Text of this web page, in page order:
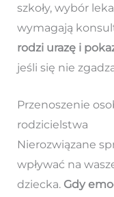
szkoły, wybór
wymagają
rodzi urazę i
jeśli się nie
Przenoszenie
rodzicielstwa
Nierozwiązane
wpływać na
dziecka. Gdy